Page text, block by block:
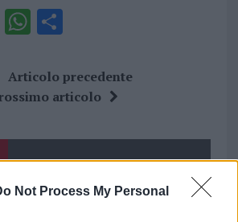
Not Process My Personal
W
at
s
p
S
a
re
Articolo precedente
articolo
casting per comparse in